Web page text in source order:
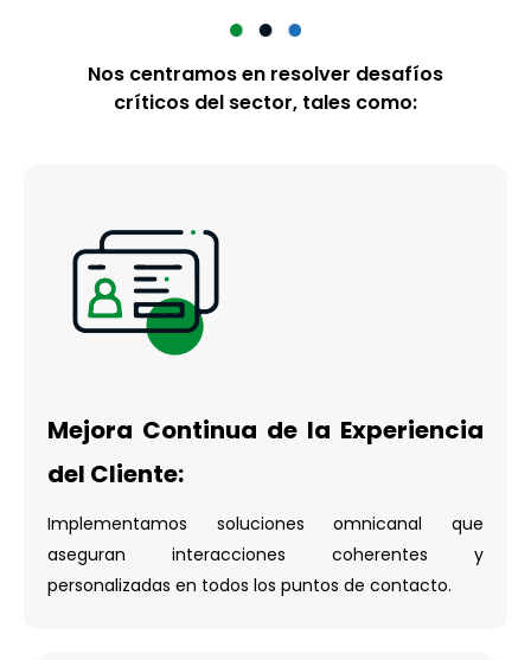
Nos centramos en resolver desafíos
críticos del sector, tales como:
Mejora Continua de la Experiencia
del Cliente:
Implementamos soluciones omnicanal que
aseguran interacciones coherentes y
personalizadas en todos los puntos de contacto.